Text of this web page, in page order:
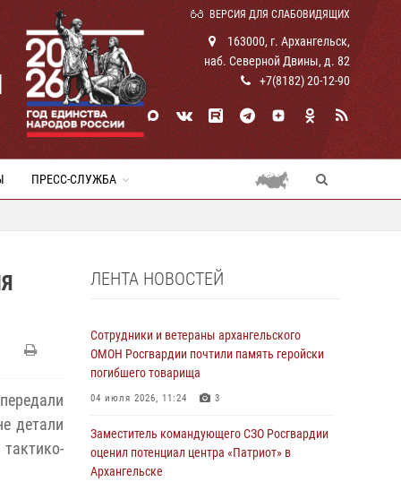
ВЕРСИЯ ДЛЯ СЛАБОВИДЯЩИХ
163000, г. Архангельск,
наб. Северной Двины, д. 82
+7(8182) 20-12-90
ПРЕСС-СЛУЖБА
детали
ЛЕНТА НОВОСТЕЙ
Сотрудники и ветераны архангельского
ОМОН Росгвардии почтили память геройски
погибшего товарища
04 июля 2026, 11:24 3
Заместитель командующего СЗО Росгвардии
оценил потенциал центра «Патриот» в
Архангельске